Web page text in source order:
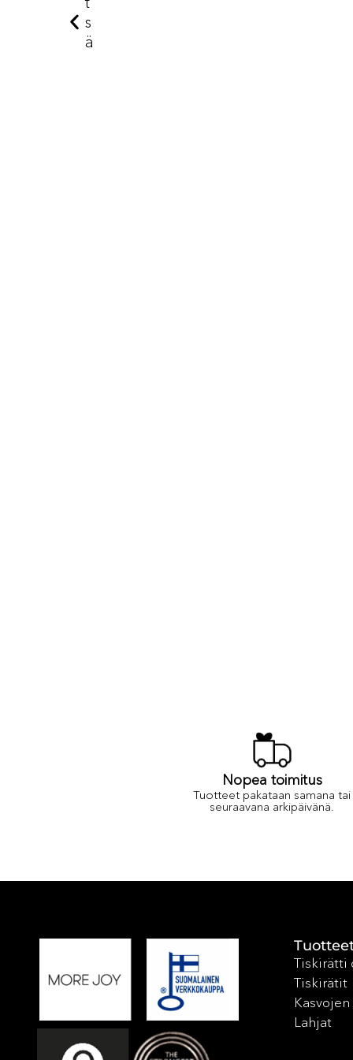
S
Ä
Nopea toimitus
Tuotteet pakataan samana tai
seuraavana arkipäivänä.
Tiskirätti
Tiskirätit
Lahjat